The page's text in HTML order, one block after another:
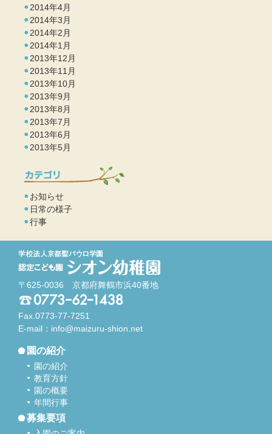
2014年4月
2014年3月
2014年2月
2014年1月
2013年12月
2013年11月
2013年10月
2013年9月
2013年8月
2013年7月
2013年6月
2013年5月
お知らせ
日常の様子
行事
〒625-0036 京都府舞鶴市浜40番地
Fax.0773-77-7251
E-mail： info@maizuru-shion.net
園の紹介
園の紹介
教育方針
園の概要
年間行事
募集要項